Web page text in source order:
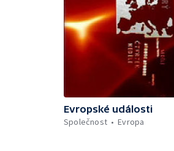
Evropské události
Společnost
Evropa